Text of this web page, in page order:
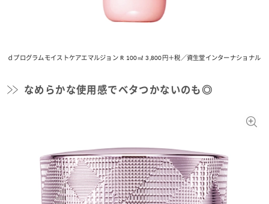
ｄプログラムモイストケアエマルジョン R 100㎖ 3,800円＋税／資生堂インターナショナル
なめらかな使用感でベタつかないのも◎